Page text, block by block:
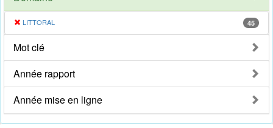
LITTORAL 45
Mot clé
Année rapport
Année mise en ligne